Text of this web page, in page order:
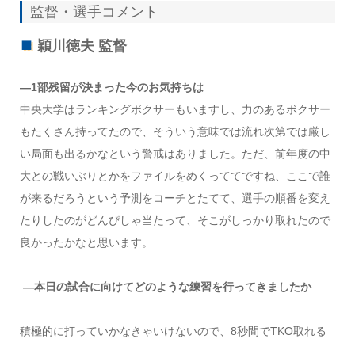
監督・選手コメント
穎川徳夫 監督
―1部残留が決まった今のお気持ちは
中央大学はランキングボクサーもいますし、力のあるボクサー
もたくさん持ってたので、そういう意味では流れ次第では厳し
い局面も出るかなという警戒はありました。ただ、前年度の中
大との戦いぶりとかをファイルをめくっててですね、ここで誰
が来るだろうという予測をコーチとたてて、選手の順番を変え
たりしたのがどんぴしゃ当たって、そこがしっかり取れたので
良かったかなと思います。
―本日の試合に向けてどのような練習を行ってきましたか
積極的に打っていかなきゃいけないので、8秒間でTKO取れる